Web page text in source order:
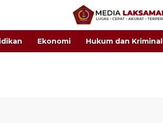
Ekonomi Hukum dan Kriminal